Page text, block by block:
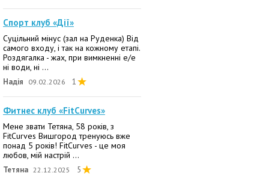
Спорт клуб «Дії»
Суцільний мінус (зал на Руденка) Від
самого входу, і так на кожному етапі.
Роздягалка - жах, при вимкненні е/е
ні води, ні ...
Надія 09.02.2026 1
Фитнес клуб «FitCurves»
Мене звати Тетяна, 58 років, з
FitCurves Вишгород тренуюсь вже
понад 5 років! FitCurves - це моя
любов, мій настрій ...
Тетяна 22.12.2025 5